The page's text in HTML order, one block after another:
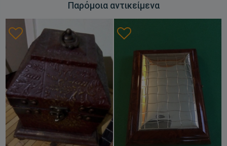
Παρόμοια αντικείμενα